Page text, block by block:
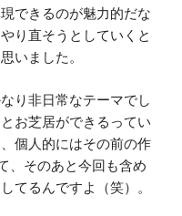
できるのが魅力的だな
り直そうとしていくと
いました。
り非日常なテーマでし
お芝居ができるってい
個人的にはその前の作
、そのあと今回も含め
てるんですよ（笑）。